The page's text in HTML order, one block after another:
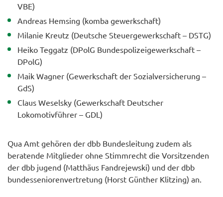
VBE)
Andreas Hemsing (komba gewerkschaft)
Milanie Kreutz (Deutsche Steuergewerkschaft – DSTG)
Heiko Teggatz (DPolG Bundespolizeigewerkschaft –
DPolG)
Maik Wagner (Gewerkschaft der Sozialversicherung –
GdS)
Claus Weselsky (Gewerkschaft Deutscher
Lokomotivführer – GDL)
Qua Amt gehören der dbb Bundesleitung zudem als
beratende Mitglieder ohne Stimmrecht die Vorsitzenden
der dbb jugend (Matthäus Fandrejewski) und der dbb
bundesseniorenvertretung (Horst Günther Klitzing) an.